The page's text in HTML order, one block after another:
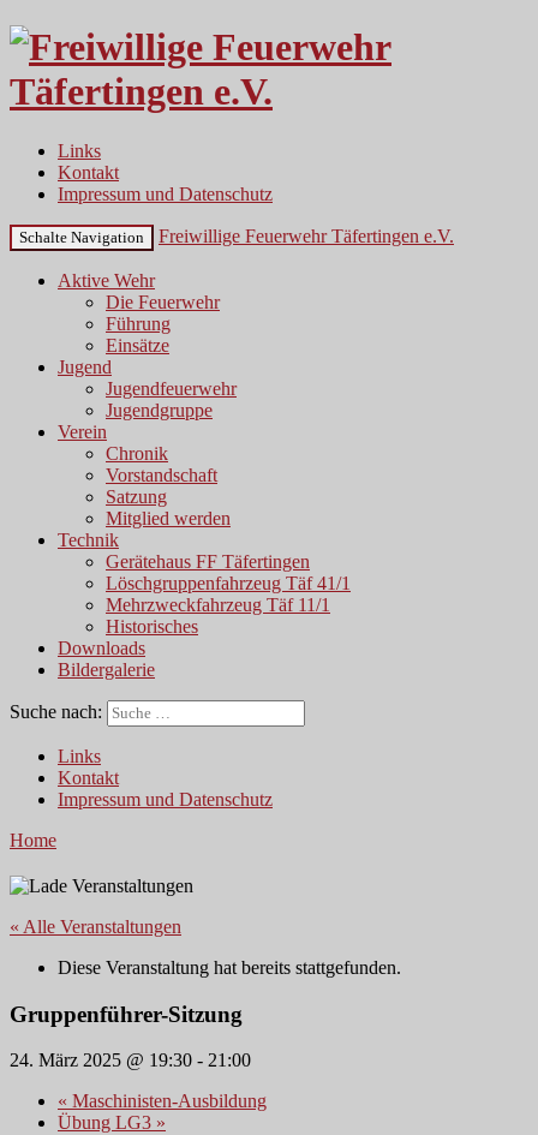
Links
Kontakt
Impressum und Datenschutz
Schalte Navigation Freiwillige Feuerwehr Täfertingen e.V.
Aktive Wehr
Die Feuerwehr
Führung
Einsätze
Jugend
Jugendfeuerwehr
Jugendgruppe
Verein
Chronik
Vorstandschaft
Satzung
Mitglied werden
Technik
Gerätehaus FF Täfertingen
Löschgruppenfahrzeug Täf 41/1
Mehrzweckfahrzeug Täf 11/1
Historisches
Downloads
Bildergalerie
Suche nach:
Links
Kontakt
Impressum und Datenschutz
Home
« Alle Veranstaltungen
Diese Veranstaltung hat bereits stattgefunden.
Gruppenführer-Sitzung
24. März 2025 @ 19:30 - 21:00
« Maschinisten-Ausbildung
Übung LG3 »